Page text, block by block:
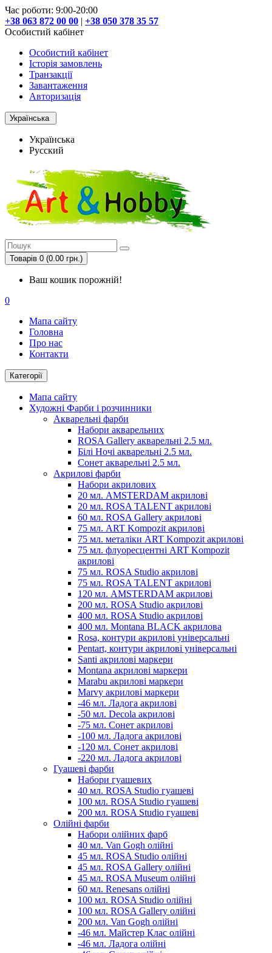
Час роботи: 9:00-20:00
+38 063 872 00 00 | +38 050 378 35 57
Особистий кабінет
Особистий кабінет
Історія замовлень
Транзакції
Завантаження
Авторизація
Українська
Українська
Русский
Товарів 0 (0.00 грн.)
Ваш кошик порожній!
0
Мапа сайту
Головна
Про нас
Контакти
Категорії
Мапа сайту
Художні Фарби і розчинники
Акварельні фарби
Набори акварельних
ROSA Gallery акварельні 2.5 мл.
Білі Ночі акварельні 2.5 мл.
Сонет акварельні 2.5 мл.
Акрилові фарби
Набори акрилових
20 мл. AMSTERDAM акрилові
20 мл. ROSA TALENT акрилові
60 мл. ROSA Gallery акрилові
75 мл. ART Kompozit акрилові
75 мл. металіки ART Kompozit акрилові
75 мл. флуоресцентні ART Kompozit
акрилові
75 мл. ROSA Studio акрилові
75 мл. ROSA TALENT акрилові
120 мл. AMSTERDAM акрилові
200 мл. ROSA Studio акрилові
400 мл. ROSA Studio акрилові
400 мл. Montana BLACK акрилова
Rosa, контури акрилові універсальні
Pentart, контури акрилові універсальні
Santi акрилові маркери
Montana акрилові маркери
Marabu акрилові маркери
Marvy акрилові маркери
-46 мл. Ладога акрилові
-50 мл. Decola акрилові
-75 мл. Сонет акрилові
-100 мл. Ладога акрилові
-120 мл. Сонет акрилові
-220 мл. Ладога акрилові
Гуашеві фарби
Набори гуашевих
40 мл. ROSA Studio гуашеві
100 мл. ROSA Studio гуашеві
200 мл. ROSA Studio гуашеві
Олійні фарби
Набори олійних фарб
40 мл. Van Gogh олійні
45 мл. ROSA Studio олійні
45 мл. ROSA Gallery олійні
45 мл. ROSA Museum олійні
60 мл. Renesans олійні
100 мл. ROSA Studio олійні
100 мл. ROSA Gallery олійні
200 мл. Van Gogh олійні
-46 мл. Майстер Клас олійні
-46 мл. Ладога олійні